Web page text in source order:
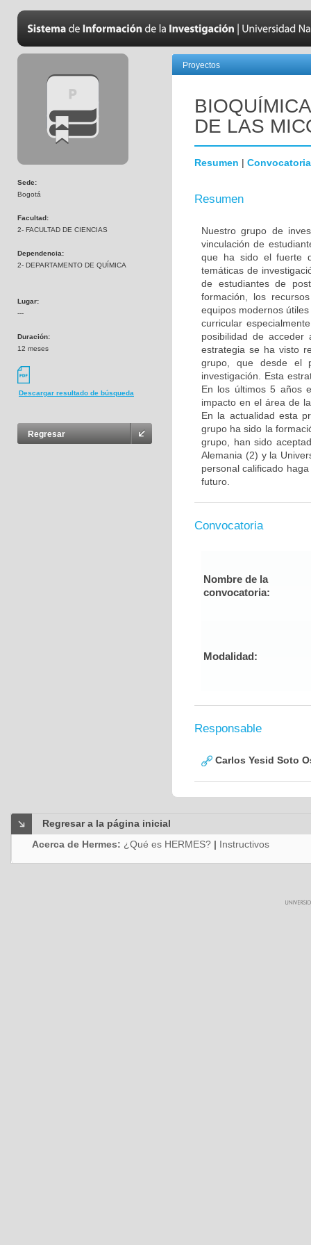
Sede:
Bogotá
Facultad:
2- FACULTAD DE CIENCIAS
Dependencia:
2- DEPARTAMENTO DE QUÍMICA
Lugar:
---
Duración:
12 meses
Descargar resultado de búsqueda
Regresar
Proyectos
DE LAS
Resumen | Convocatoria
Resumen
Nuestro grupo de
vinculación de
que ha sido el fuerte
temáticas de
de estudiantes de
formación, los
equipos modernos
curricular
posibilidad de
estrategia se ha visto
grupo, que desde el
investigación. Esta
En los últimos 5 años
impacto en el área de
En la actualidad esta
grupo ha sido la
grupo, han sido
Alemania (2) y la
personal calificado
futuro.
Convocatoria
Nombre de la
convocatoria:
Modalidad:
Responsable
Carlos Yesid Soto
Regresar a la página inicial
Acerca de Hermes: ¿Qué es HERMES? | Instructivos